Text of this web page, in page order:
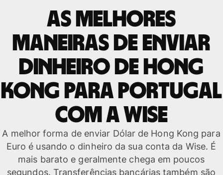
As melhores
maneiras de enviar
dinheiro de Hong
Kong para Portugal
com a Wise
A melhor forma de enviar Dólar de Hong Kong para
Euro é usando o dinheiro da sua conta da Wise. É
mais barato e geralmente chega em poucos
segundos. Transferências bancárias também são